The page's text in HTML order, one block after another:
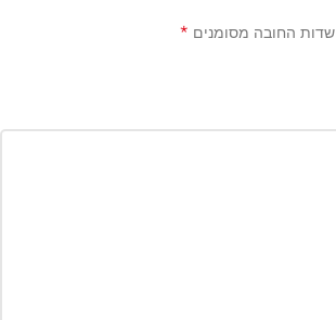
שדות החובה מסומנים *